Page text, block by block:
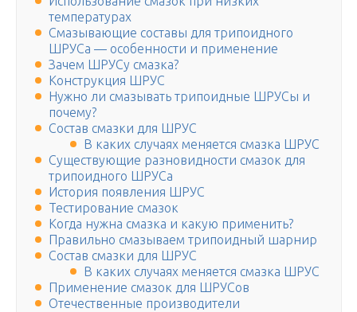
температурах
Смазывающие составы для трипоидного
ШРУСа — особенности и применение
Зачем ШРУСу смазка?
Конструкция ШРУС
Нужно ли смазывать трипоидные ШРУСы и
почему?
Состав смазки для ШРУС
В каких случаях меняется смазка ШРУС
Существующие разновидности смазок для
трипоидного ШРУСа
История появления ШРУС
Тестирование смазок
Когда нужна смазка и какую применить?
Правильно смазываем трипоидный шарнир
Состав смазки для ШРУС
В каких случаях меняется смазка ШРУС
Применение смазок для ШРУСов
Отечественные производители